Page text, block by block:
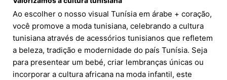
Ao escolher o nosso visual Tunísia em árabe + coração,
você promove a moda tunisiana, celebrando a cultura
tunisiana através de acessórios tunisianos que refletem
a beleza, tradição e modernidade do país Tunísia. Seja
para presentear um bebé, criar lembranças únicas ou
incorporar a cultura africana na moda infantil, este